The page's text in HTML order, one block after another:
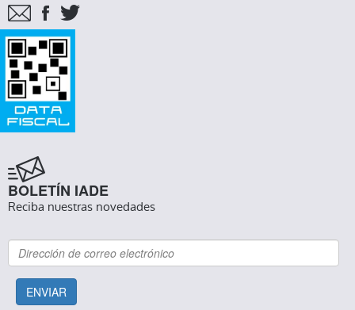
BOLETÍN IADE
Reciba nuestras novedades
ENVIAR